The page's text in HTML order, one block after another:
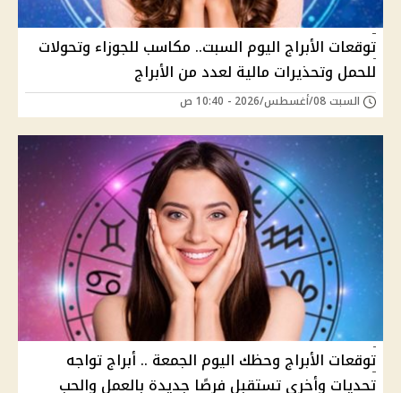
توقعات الأبراج اليوم السبت.. مكاسب للجوزاء وتحولات
للحمل وتحذيرات مالية لعدد من الأبراج
السبت 08/أغسطس/2026 - 10:40 ص
توقعات الأبراج وحظك اليوم الجمعة .. أبراج تواجه
تحديات وأخرى تستقبل فرصًا جديدة بالعمل والحب